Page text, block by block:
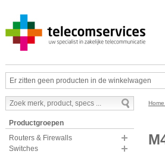
Er zitten geen producten in de winkelwagen
Productgroepen
Routers & Firewalls
Switches
Home